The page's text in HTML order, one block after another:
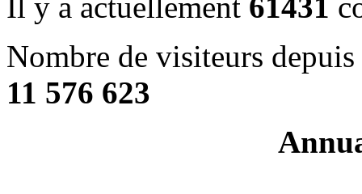
Nombre de visiteurs
11 576 623